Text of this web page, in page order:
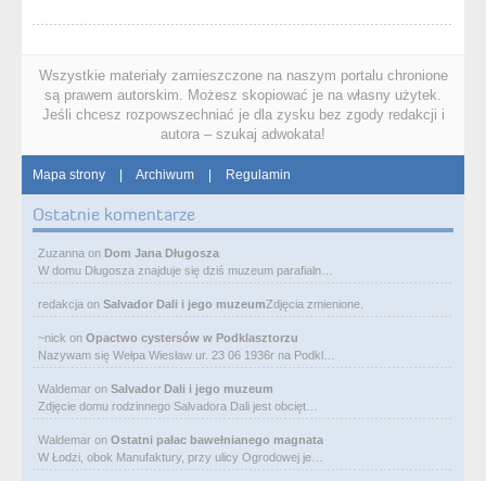
Wszystkie materiały zamieszczone na naszym portalu chronione
są prawem autorskim. Możesz skopiować je na własny użytek.
Jeśli chcesz rozpowszechniać je dla zysku bez zgody redakcji i
autora – szukaj adwokata!
Mapa strony | Archiwum | Regulamin
Ostatnie komentarze
Zuzanna on Dom Jana Długosza
W domu Długosza znajduje się dziś muzeum parafialn…
redakcja on Salvador Dali i jego muzeumZdjęcia zmienione.
~nick on Opactwo cystersów w Podklasztorzu
Nazywam się Wełpa Wiesław ur. 23 06 1936r na Podkl…
Waldemar on Salvador Dali i jego muzeum
Zdjęcie domu rodzinnego Salvadora Dali jest obcięt…
Waldemar on Ostatni pałac bawełnianego magnata
W Łodzi, obok Manufaktury, przy ulicy Ogrodowej je…